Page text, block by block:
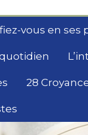
vous en ses
28